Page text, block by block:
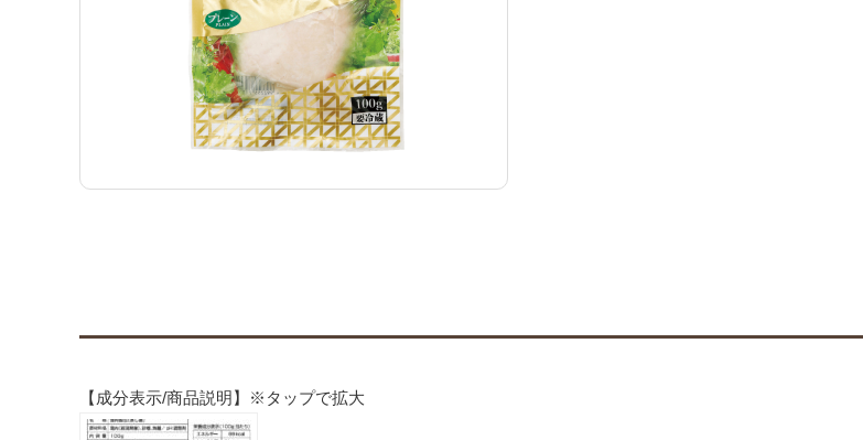
【成分表示/商品説明】※タップで拡大